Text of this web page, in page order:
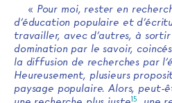
« Pour moi, rester en
d’éducation populaire et
travailler, avec d’autres, à
domination par le savoir,
la diffusion de recherches par
Heureusement, plusieurs
paysage populaire. Alors, peut-
15